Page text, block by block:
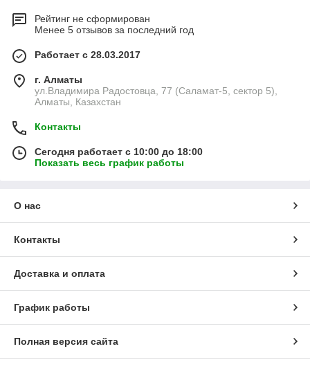
Рейтинг не сформирован
Менее 5 отзывов за последний год
Работает с 28.03.2017
г. Алматы
ул.Владимира Радостовца, 77 (Саламат-5, сектор 5),
Алматы, Казахстан
Контакты
Сегодня работает с 10:00 до 18:00
Показать весь график работы
О нас
Контакты
Доставка и оплата
График работы
Полная версия сайта